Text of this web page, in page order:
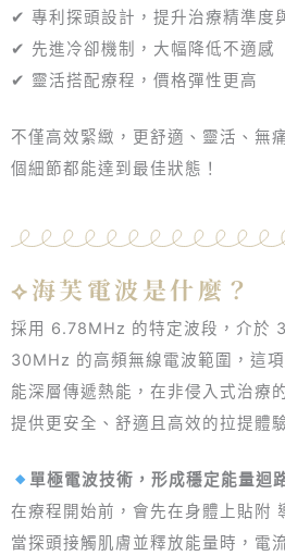
✔ 專利探頭設計，提升治療精準度
✔ 先進冷卻機制，大幅降低不適感
✔ 靈活搭配療程，價格彈性更高
不僅高效緊緻，更舒適、靈活、無
個細節都能達到最佳狀態！
⟡海芙電波是什麼？
採用 6.78MHz 的特定波段，介於
30MHz 的高頻無線電波範圍，這
能深層傳遞熱能，在非侵入式治療
提供更安全、舒適且高效的拉提體驗
單極電波技術，形成穩定能量迴
在療程開始前，會先在身體上貼附
當探頭接觸肌膚並釋放能量時，電